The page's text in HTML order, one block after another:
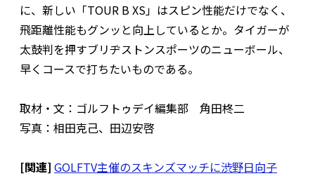
に、新しい「TOUR B XS」はスピン性能だけでなく、
飛距離性能もグンッと向上しているとか。タイガーが
太鼓判を押すブリヂストンスポーツのニューボール、
早くコースで打ちたいものである。
取材・文：ゴルフトゥデイ編集部 角田柊二
写真：相田克己、田辺安啓
[関連] GOLFTV主催のスキンズマッチに渋野日向子